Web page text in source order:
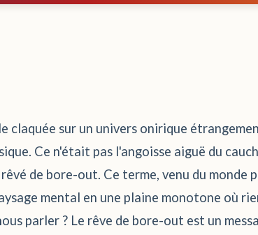
sur un univers onirique
Ce n'était pas l'angoisse aiguë du
de bore-out. Ce terme, venu du
mental en une plaine monotone où
parler ? Le rêve de bore-out est un